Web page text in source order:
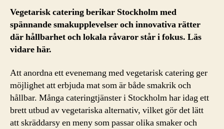
Vegetarisk catering berikar Stockholm med
spännande smakupplevelser och innovativa rätter
där hållbarhet och lokala råvaror står i fokus. Läs
vidare här.
Att anordna ett evenemang med vegetarisk catering ger
möjlighet att erbjuda mat som är både smakrik och
hållbar. Många cateringtjänster i Stockholm har idag ett
brett utbud av vegetariska alternativ, vilket gör det lätt
att skräddarsy en meny som passar olika smaker och